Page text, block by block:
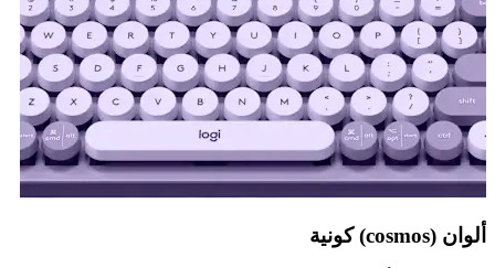
ألوان (cosmos) كونية